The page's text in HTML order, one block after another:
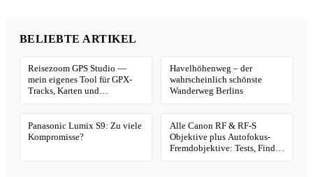
BELIEBTE ARTIKEL
Reisezoom GPS Studio —
mein eigenes Tool für GPX-
Tracks, Karten und
Havelhöhenweg – der
wahrscheinlich schönste
Wanderweg Berlins
Panasonic Lumix S9: Zu viele
Kompromisse?
Alle Canon RF & RF-S
Objektive plus Autofokus-
Fremdobjektive: Tests, Finder